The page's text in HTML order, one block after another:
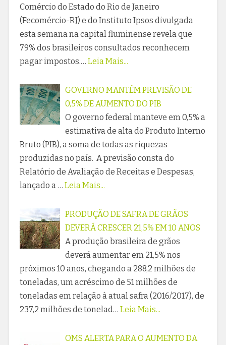
Comércio do Estado do Rio de Janeiro
(Fecomércio-RJ) e do Instituto Ipsos divulgada
esta semana na capital fluminense revela que
79% dos brasileiros consultados reconhecem
pagar impostos.… Leia Mais...
GOVERNO MANTÉM PREVISÃO DE
0,5% DE AUMENTO DO PIB
O governo federal manteve em 0,5% a
estimativa de alta do Produto Interno
Bruto (PIB), a soma de todas as riquezas
produzidas no país. A previsão consta do
Relatório de Avaliação de Receitas e Despesas,
lançado a … Leia Mais...
PRODUÇÃO DE SAFRA DE GRÃOS
DEVERÁ CRESCER 21,5% EM 10 ANOS
A produção brasileira de grãos
deverá aumentar em 21,5% nos
próximos 10 anos, chegando a 288,2 milhões de
toneladas, um acréscimo de 51 milhões de
toneladas em relação à atual safra (2016/2017), de
237,2 milhões de tonelad… Leia Mais...
OMS ALERTA PARA O AUMENTO DA